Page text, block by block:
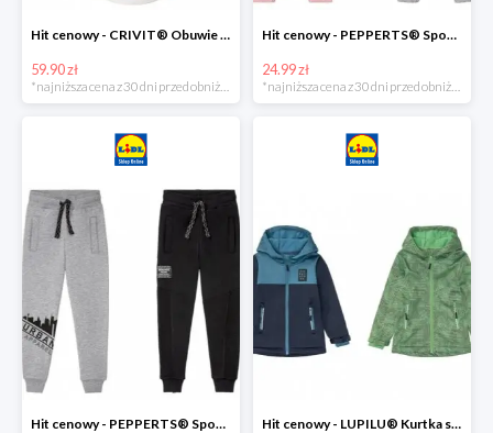
Hit cenowy - CRIVIT® Obuwie dziewczęce sportowe i na co dzień, 1 para
59.90 zł
Hit cenowy - PEPPERTS® Spodnie dresowe dziewczęce, 1 para
24.99 zł
Hit cenowy - PEPPERTS® Spodnie dresowe chłopięce, 1 para Hit cenowy - LUPILU® Kurtka softshell chłopięca, 1 sztuka